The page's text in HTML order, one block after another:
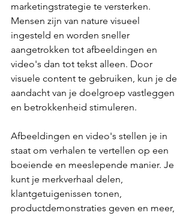
marketingstrategie te versterken.
Mensen zijn van nature visueel
ingesteld en worden sneller
aangetrokken tot afbeeldingen en
video's dan tot tekst alleen. Door
visuele content te gebruiken, kun je de
aandacht van je doelgroep vastleggen
en betrokkenheid stimuleren.
Afbeeldingen en video's stellen je in
staat om verhalen te vertellen op een
boeiende en meeslepende manier. Je
kunt je merkverhaal delen,
klantgetuigenissen tonen,
productdemonstraties geven en meer,